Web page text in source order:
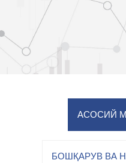
АСОСИЙ
БОШҚАРУВ ВА